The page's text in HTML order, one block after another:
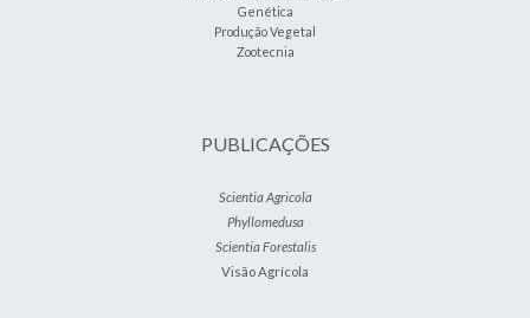
Genética
Produção Vegetal
Zootecnia
PUBLICAÇÕES
Scientia Agricola
Phyllomedusa
Scientia Forestalis
Visão Agrícola